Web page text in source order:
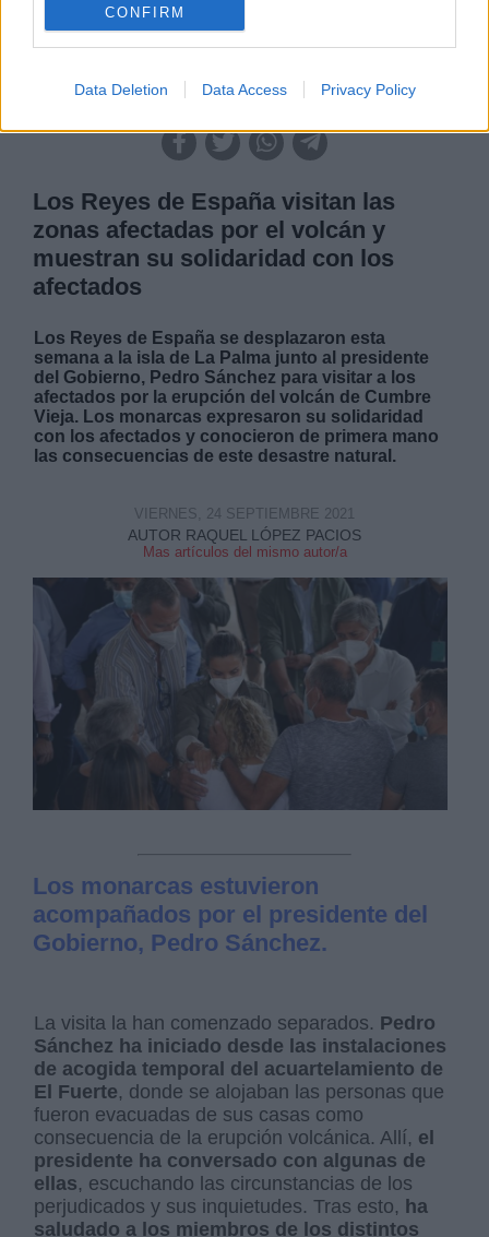
CONFIRM
Data Deletion Data Access Privacy Policy
Los Reyes de España visitan las
zonas afectadas por el volcán y
muestran su solidaridad con los
afectados
Los Reyes de España se desplazaron esta
semana a la isla de La Palma junto al presidente
del Gobierno, Pedro Sánchez para visitar a los
afectados por la erupción del volcán de Cumbre
Vieja. Los monarcas expresaron su solidaridad
con los afectados y conocieron de primera mano
las consecuencias de este desastre natural.
AUTOR RAQUEL LÓPEZ PACIOS
Mas artículos del mismo autor/a
VIERNES, 24 SEPTIEMBRE 2021
Los monarcas estuvieron
acompañados por el presidente del
Gobierno, Pedro Sánchez.
La visita la han comenzado separados. Pedro
Sánchez ha iniciado desde las instalaciones
de acogida temporal del acuartelamiento de
El Fuerte, donde se alojaban las personas que
fueron evacuadas de sus casas como
consecuencia de la erupción volcánica. Allí, el
presidente ha conversado con algunas de
ellas, escuchando las circunstancias de los
perjudicados y sus inquietudes. Tras esto, ha
saludado a los miembros de los distintos